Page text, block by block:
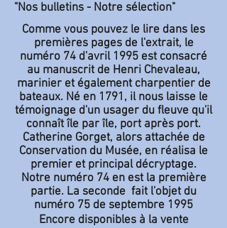
"Nos bulletins - Notre sélection"
Comme vous pouvez le lire dans les
premières pages de l'extrait, le
numéro 74 d'avril 1995 est consacré
au manuscrit de Henri Chevaleau,
marinier et également charpentier de
bateaux. Né en 1791, il nous laisse le
témoignage d'un usager du fleuve qu'il
connaît île par île, port après port.
Catherine Gorget, alors attachée de
Conservation du Musée, en réalisa le
premier et principal décryptage.
Notre numéro 74 en est la première
partie. La seconde fait l'objet du
numéro 75 de septembre 1995
Encore disponibles à la vente